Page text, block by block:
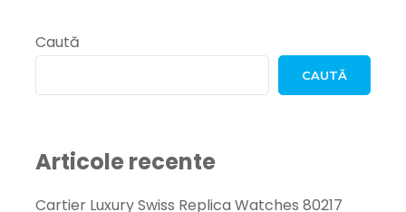
Steel
Watches
Caută
CAUTĂ
Articole recente
Cartier Luxury Swiss Replica Watches 80217